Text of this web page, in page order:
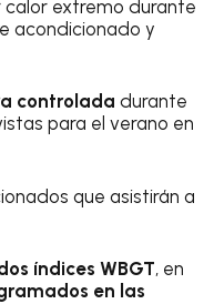
calor extremo durante
acondicionado y
controlada durante
para el verano en
que asistirán a
índices WBGT, en
en las